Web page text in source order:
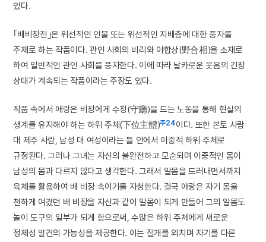
있다.
｢배비장전｣은 위선적인 인물 또는 위선적인 지배층에 대한 풍자를
주제로 하는 작품이다. 관인 사회의 비리와 야합상(野合相)을 소재로
하여 일반적인 관인 사회를 풍자한다. 이에 따라 날카로운 웃음의 긴장
상태가 계속되는 작품이라는 주장도 있다.
작품 속에서 애랑은 비장에게 수청(守廳)을 드는 노동을 통해 현실의
생계를 유지해야 하는 하위 주체(下位主體)주24이다. 또한 본토 사람
대 제주 사람, 남성 대 여성이라는 틀 안에서 이중적 하위 주체로
규정된다. 그러나 그녀는 자신의 불완전하고 모순되며 이중적인 몸이
남성의 몸과 다르지 않다고 생각한다. 그래서 알몸을 드러내면서까지
육체를 활용하여 배 비장 속이기를 자청한다. 결국 애랑은 자기 몸을
천하게 여겼던 배 비장을 자신과 같이 알몸이 되게 만들어 그의 알몸도
놀이 도구의 일부가 되게 함으로써, 수많은 하위 주체에게 새로운
정체성 발견의 가능성을 제공한다. 이는 절개를 외치며 자기를 다른